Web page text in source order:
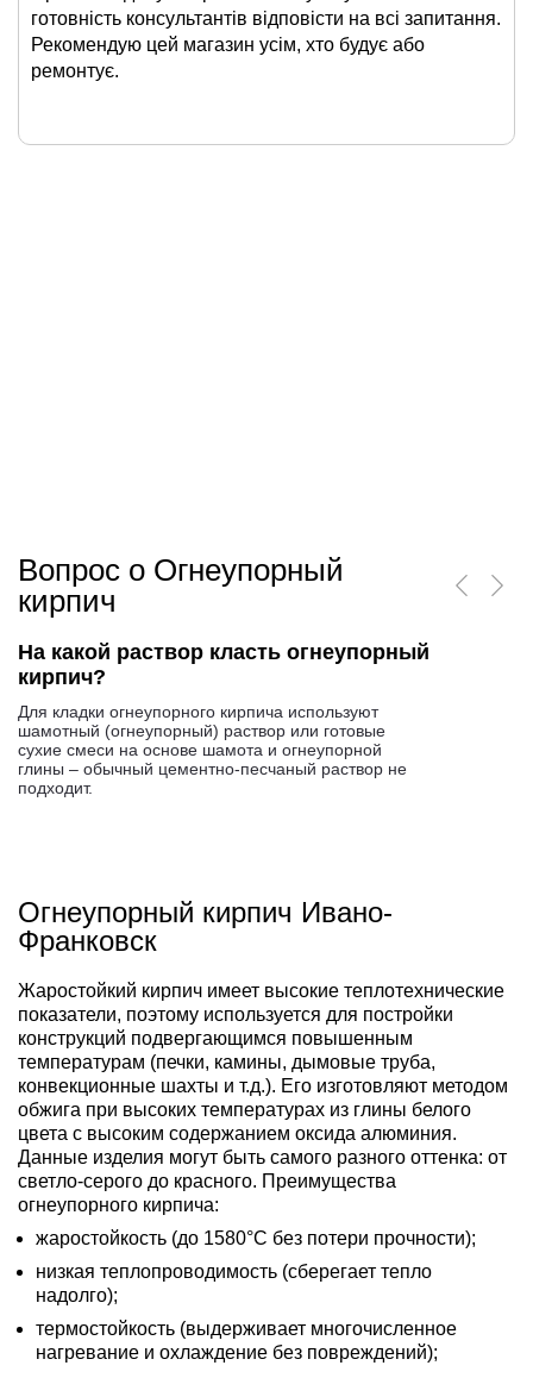
готовність консультантів відповісти на всі запитання.
Рекомендую цей магазин усім, хто будує або
ремонтує.
Вопрос о Огнеупорный
кирпич
На какой раствор класть огнеупорный
кирпич?
Для кладки огнеупорного кирпича используют
шамотный (огнеупорный) раствор или готовые
сухие смеси на основе шамота и огнеупорной
глины – обычный цементно-песчаный раствор не
подходит.
Огнеупорный кирпич Ивано-
Франковск
Жаростойкий кирпич имеет высокие теплотехнические
показатели, поэтому используется для постройки
конструкций подвергающимся повышенным
температурам (печки, камины, дымовые труба,
конвекционные шахты и т.д.). Его изготовляют методом
обжига при высоких температурах из глины белого
цвета с высоким содержанием оксида алюминия.
Данные изделия могут быть самого разного оттенка: от
светло-серого до красного. Преимущества
огнеупорного кирпича:
жаростойкость (до 1580°C без потери прочности);
низкая теплопроводимость (сберегает тепло
надолго);
термостойкость (выдерживает многочисленное
нагревание и охлаждение без повреждений);